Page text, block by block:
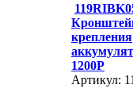
крепления
1200P
Артикул: